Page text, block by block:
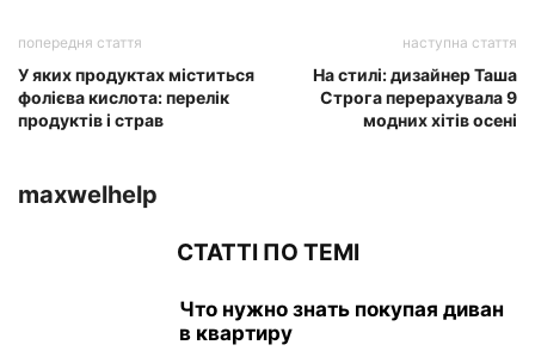
попередня стаття
У яких продуктах міститься
фолієва кислота: перелік
продуктів і страв
наступна стаття
На стилі: дизайнер Таша
Строга перерахувала 9
модних хітів осені
maxwelhelp
СТАТТІ ПО ТЕМІ
Что нужно знать покупая диван
в квартиру